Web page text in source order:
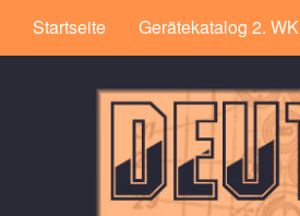
Startseite Gerätekatalog 2. WK